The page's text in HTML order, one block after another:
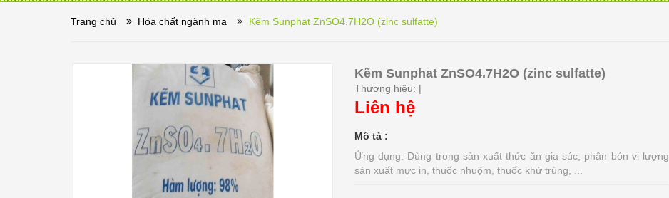
Trang chủ Hóa chất ngành mạ Kẽm Sunphat ZnSO4.7H2O (zinc sulfatte)
Kẽm Sunphat ZnSO4.7H2O (zinc sulfatte)
Thương hiệu: |
Liên hệ
Mô tả :
Ứng dụng: Dùng trong sản xuất thức ăn gia súc, phân bón vi lượng,
sản xuất mực in, thuốc nhuộm, thuốc khử trùng, ...